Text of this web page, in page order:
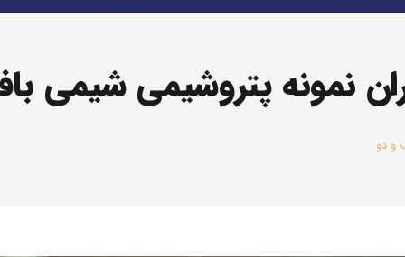
نمونه پتروشیمی شیمی
و دو